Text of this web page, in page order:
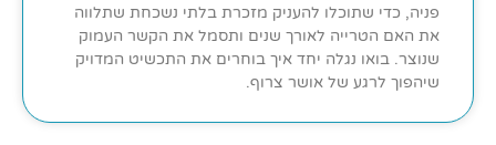
פניה, כדי שתוכלו להעניק מזכרת בלתי נשכחת שתלווה
את האם הטרייה לאורך שנים ותסמל את הקשר העמוק
שנוצר. בואו נגלה יחד איך בוחרים את התכשיט המדויק
שיהפוך לרגע של אושר צרוף.